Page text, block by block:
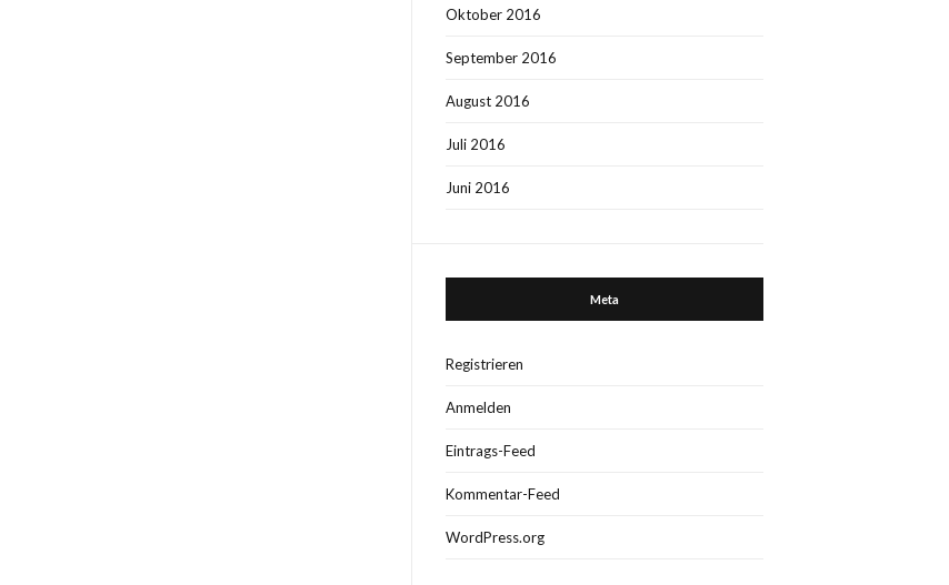
Oktober 2016
September 2016
August 2016
Juli 2016
Juni 2016
Meta
Registrieren
Anmelden
Eintrags-Feed
Kommentar-Feed
WordPress.org